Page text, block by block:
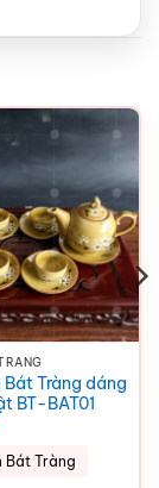
Tràng dáng
BT-BAT01
Bát Tràng